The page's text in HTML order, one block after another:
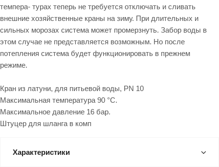
темпера- турах теперь не требуется отключать и сливать
внешние хозяйственные краны на зиму. При длительных и
сильных морозах система может промерзнуть. Забор воды в
этом случае не представляется возможным. Но после
потепления система будет функционировать в прежнем
режиме.
Кран из латуни, для питьевой воды, PN 10
Максимальная температура 90 °С.
Максимальное давление 16 бар.
Штуцер для шланга в комп
Характеристики